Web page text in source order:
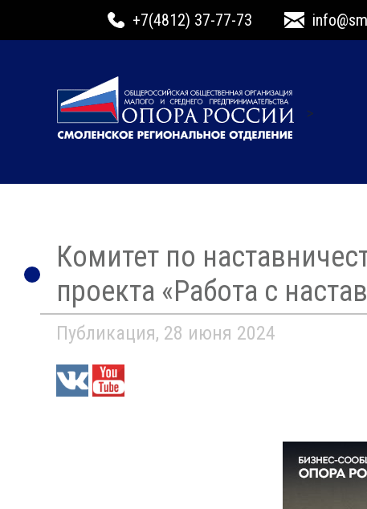
+7(4812) 37-77-73
>
Комитет по
проекта «Работа с
Публикация, 28 июня 2024